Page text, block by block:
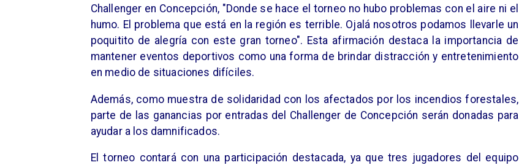
Challenger en Concepción, "Donde se hace el torneo no hubo problemas con el aire ni el
humo. El problema que está en la región es terrible. Ojalá nosotros podamos llevarle un
poquitito de alegría con este gran torneo". Esta afirmación destaca la importancia de
mantener eventos deportivos como una forma de brindar distracción y entretenimiento
en medio de situaciones difíciles.
Además, como muestra de solidaridad con los afectados por los incendios forestales,
parte de las ganancias por entradas del Challenger de Concepción serán donadas para
ayudar a los damnificados.
El torneo contará con una participación destacada, ya que tres jugadores del equipo